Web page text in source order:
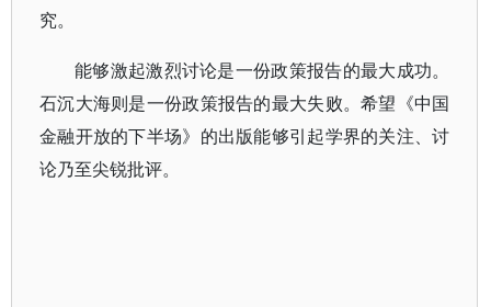
究。
能够激起激烈讨论是一份政策报告的最大成功。
石沉大海则是一份政策报告的最大失败。希望《中国
金融开放的下半场》的出版能够引起学界的关注、讨
论乃至尖锐批评。